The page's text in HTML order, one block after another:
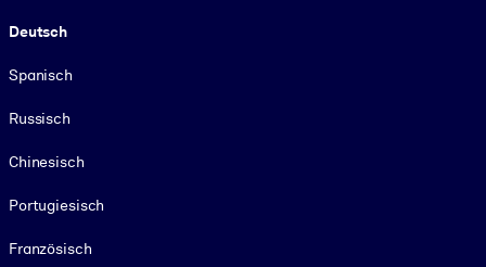
Deutsch
Spanisch
Russisch
Chinesisch
Portugiesisch
Französisch